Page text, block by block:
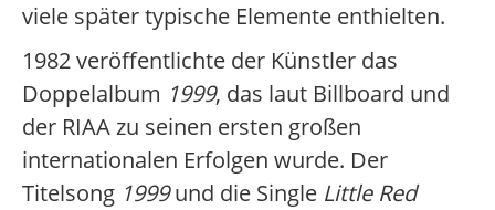
viele später typische Elemente enthielten.
1982 veröffentlichte der Künstler das
Doppelalbum 1999, das laut Billboard und
der RIAA zu seinen ersten großen
internationalen Erfolgen wurde. Der
Titelsong 1999und die Single Little Red